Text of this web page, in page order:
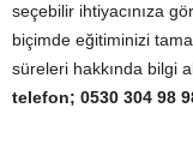
seçebilir ihtiyacınıza
biçimde eğitiminizi
süreleri hakkında bilgi
telefon; 0530 304 98